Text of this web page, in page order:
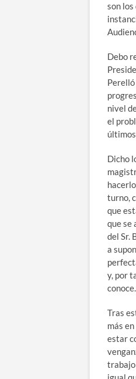
son
Debo
nivel
el
Dicho
turno,
que
que se
del Sr.
a
y, por
conoce.
Tras
más
estar
trabajo